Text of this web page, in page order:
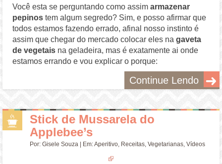
Você esta se perguntando como assimarmazenar
pepinos tem algum segredo? Sim, e posso afirmar que
todos estamos fazendo errado, afinal nosso instinto é
assim que chegar do mercado colocar eles nagaveta
de vegetais na geladeira, mas é exatamente ai onde
estamos errando e vou explicar o porque:
Continue Lendo
Stick de Mussarela do
Applebee’s
Por:Gisele Souza | Em:Aperitivo, Receitas,Vegetarianas,Vídeos